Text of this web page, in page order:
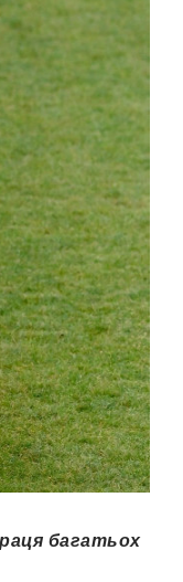
багатьох